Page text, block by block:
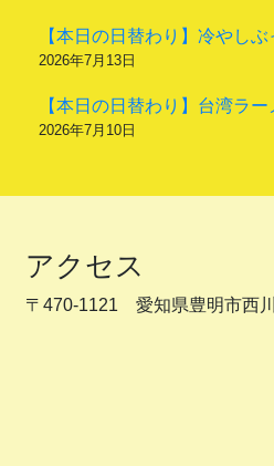
【本日の日替わり】冷やし
2026年7月13日
【本日の日替わり】台湾ラー
2026年7月10日
アクセス
〒470-1121 愛知県豊明市西